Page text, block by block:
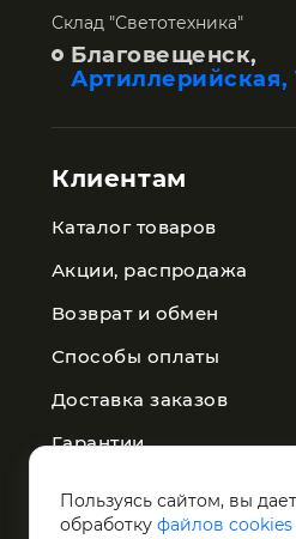
Склад "Светотехника"
Благовещенск,
Артиллерийская,
Клиентам
Каталог товаров
Акции, распродажа
Возврат и обмен
Способы оплаты
Доставка заказов
Гарантии
Политика
Пользуясь сайтом, вы
обработку файлов cookies